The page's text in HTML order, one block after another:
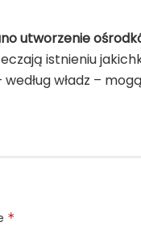
utworzenie
istnieniu
władz –
*